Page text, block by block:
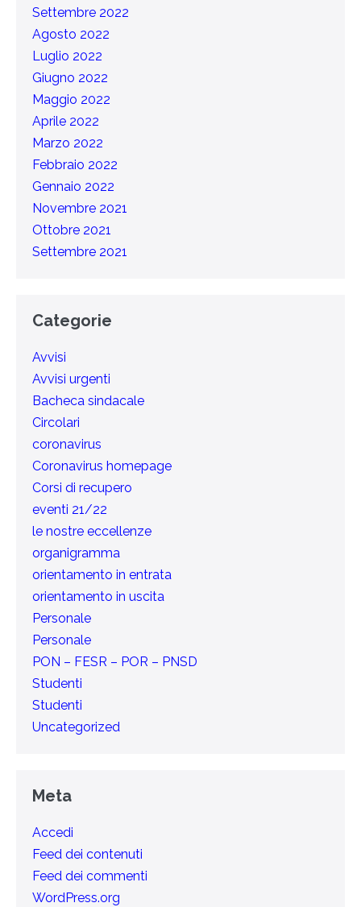
Settembre 2022
Agosto 2022
Luglio 2022
Giugno 2022
Maggio 2022
Aprile 2022
Marzo 2022
Febbraio 2022
Gennaio 2022
Novembre 2021
Ottobre 2021
Settembre 2021
Categorie
Avvisi
Avvisi urgenti
Bacheca sindacale
Circolari
coronavirus
Coronavirus homepage
Corsi di recupero
eventi 21/22
le nostre eccellenze
organigramma
orientamento in entrata
orientamento in uscita
Personale
Personale
PON – FESR – POR – PNSD
Studenti
Studenti
Uncategorized
Meta
Accedi
Feed dei contenuti
Feed dei commenti
WordPress.org